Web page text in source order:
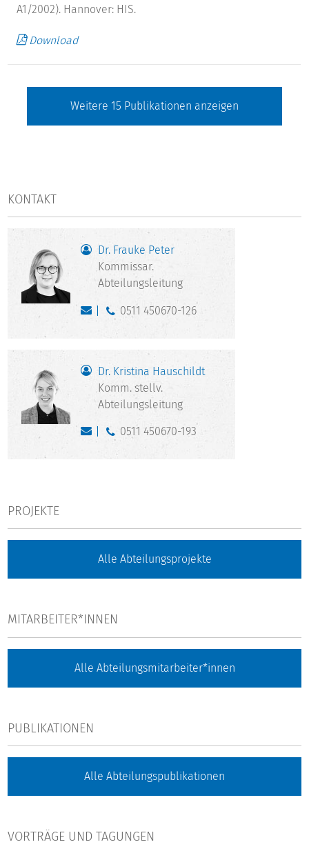
A1/2002). Hannover: HIS.
Download
Weitere 15 Publikationen anzeigen
KONTAKT
Dr. Frauke Peter
Kommissar.
Abteilungsleitung
0511 450670-126
Dr. Kristina Hauschildt
Komm. stellv.
Abteilungsleitung
0511 450670-193
PROJEKTE
Alle Abteilungsprojekte
MITARBEITER*INNEN
Alle Abteilungsmitarbeiter*innen
PUBLIKATIONEN
Alle Abteilungspublikationen
VORTRÄGE UND TAGUNGEN